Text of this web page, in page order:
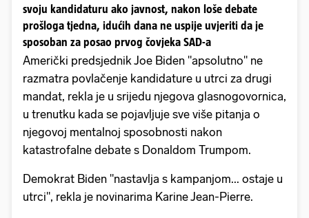
svoju kandidaturu ako javnost, nakon loše debate
prošloga tjedna, idućih dana ne uspije uvjeriti da je
sposoban za posao prvog čovjeka SAD-a
Američki predsjednik Joe Biden "apsolutno" ne
razmatra povlačenje kandidature u utrci za drugi
mandat, rekla je u srijedu njegova glasnogovornica,
u trenutku kada se pojavljuje sve više pitanja o
njegovoj mentalnoj sposobnosti nakon
katastrofalne debate s Donaldom Trumpom.
Demokrat Biden "nastavlja s kampanjom... ostaje u
utrci", rekla je novinarima Karine Jean-Pierre.